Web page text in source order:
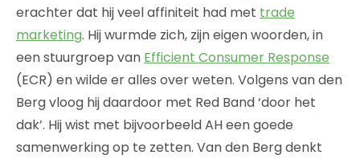
erachter dat hij veel affiniteit had met trade
marketing. Hij wurmde zich, zijn eigen woorden, in
een stuurgroep van Efficient Consumer Response
(ECR) en wilde er alles over weten. Volgens van den
Berg vloog hij daardoor met Red Band ‘door het
dak’. Hij wist met bijvoorbeeld AH een goede
samenwerking op te zetten. Van den Berg denkt